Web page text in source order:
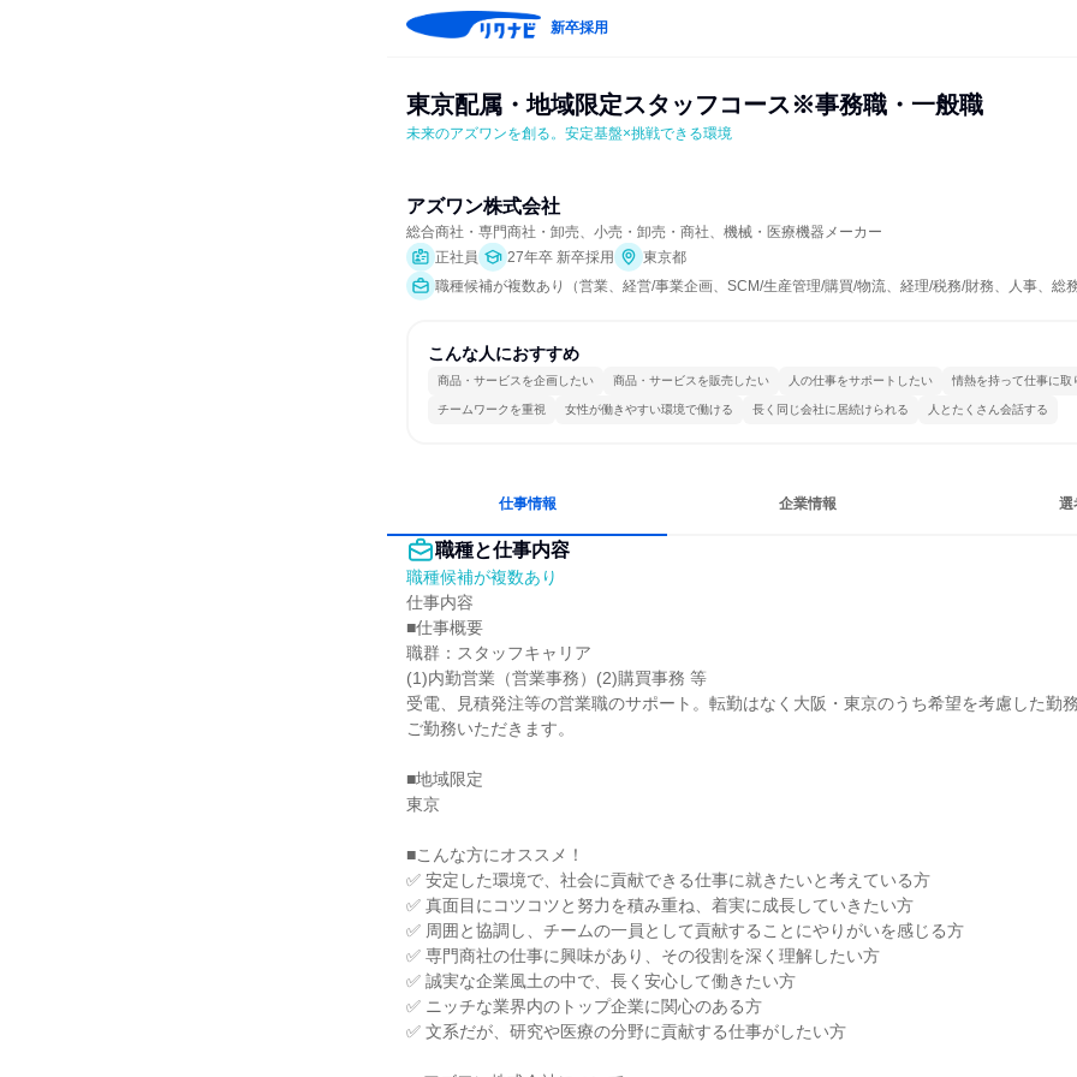
新卒採用
東京配属・地域限定スタッフコース※事務職・一般職
未来のアズワンを創る。安定基盤×挑戦できる環境
アズワン株式会社
総合商社・専門商社・卸売、小売・卸売・商社、機械・医療機器メーカー
正社員
27年卒 新卒採用
東京都
職種候補が複数あり（営業、経営/事業企画、SCM/生産管理/購買/物流、経理/税務/財務、人事、総
こんな人におすすめ
商品・サービスを企画したい 商品・サービスを販売したい 人の仕事をサポートしたい 情熱を持って仕事に取
チームワークを重視 女性が働きやすい環境で働ける 長く同じ会社に居続けられる 人とたくさん会話する
仕事情報 企業情報 選
職種と仕事内容
職種候補が複数あり
仕事内容
■仕事概要
職群：スタッフキャリア
(1)内勤営業（営業事務）(2)購買事務 等
受電、見積発注等の営業職のサポート。転勤はなく大阪・東京のうち希望を考慮した勤
ご勤務いただきます。
■地域限定
東京
■こんな方にオススメ！
✅ 安定した環境で、社会に貢献できる仕事に就きたいと考えている方
✅ 真面目にコツコツと努力を積み重ね、着実に成長していきたい方
✅ 周囲と協調し、チームの一員として貢献することにやりがいを感じる方
✅ 専門商社の仕事に興味があり、その役割を深く理解したい方
✅ 誠実な企業風土の中で、長く安心して働きたい方
✅ ニッチな業界内のトップ企業に関心のある方
✅ 文系だが、研究や医療の分野に貢献する仕事がしたい方